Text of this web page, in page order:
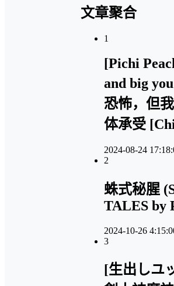
文章聚合
1
[Pichi
and big
恐怖，但
体承受
2024-08-24
2
蛛式秘腥
TALES by
2024-10-26
3
[生出しユ